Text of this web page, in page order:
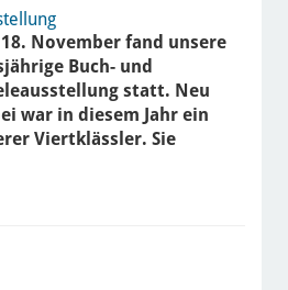
November fand unsere
Buch- und
statt. Neu
war in diesem Jahr ein
Viertklässler. Sie